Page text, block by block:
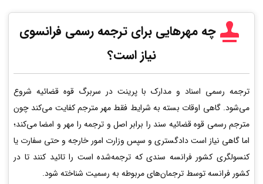
چه مهرهایی برای ترجمه رسمی فرانسوی
نیاز است؟
ترجمه رسمی اسناد و مدارک با پرینت در سربرگ قوه قضائیه شروع
می‌شود. گاهی اوقات بسته به شرایط فقط مهر مترجم کفایت می‌کند چون
مترجم رسمی قوه قضائیه سند را برابر اصل و ترجمه را مهر و امضا می‌کند؛
اما گاهی نیاز است دادگستری و سپس وزارت امور خارجه و حتی سفارت یا
کنسولگری کشور فرانسه سندی که ترجمه‌شده است را تائید کنند تا در
کشور فرانسه توسط ترجمان‌های مربوطه به رسمیت شناخته شود.